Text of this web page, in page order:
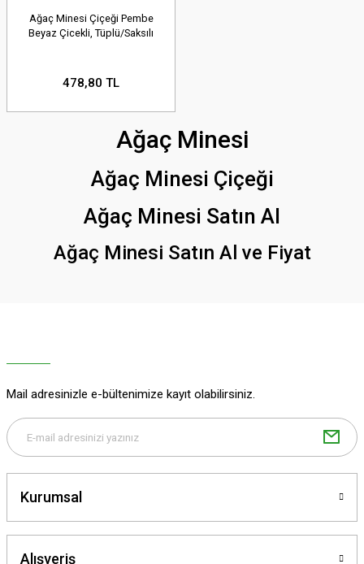
Ağaç Minesi Çiçeği Pembe
Beyaz Çicekli, Tüplü/Saksılı
478,80 TL
Ağaç Minesi
Ağaç Minesi Çiçeği
Ağaç Minesi Satın Al
Ağaç Minesi Satın Al ve Fiyat
Mail adresinizle e-bültenimize kayıt olabilirsiniz.
Kurumsal
Alışveriş